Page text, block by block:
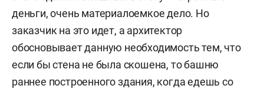
деньги, очень материалоемкое дело. Но
заказчик на это идет, а архитектор
обосновывает данную необходимость тем, что
если бы стена не была скошена, то башню
раннее построенного здания, когда едешь со